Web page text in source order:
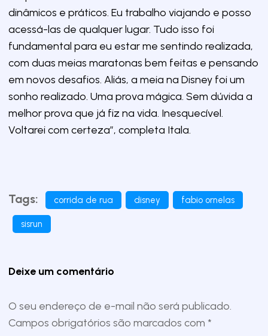
dinâmicos e práticos. Eu trabalho viajando e posso
acessá-las de qualquer lugar. Tudo isso foi
fundamental para eu estar me sentindo realizada,
com duas meias maratonas bem feitas e pensando
em novos desafios. Aliás, a meia na Disney foi um
sonho realizado. Uma prova mágica. Sem dúvida a
melhor prova que já fiz na vida. Inesquecível.
Voltarei com certeza”, completa Itala.
Tags: corrida de rua disney fabio ornelas
sisrun
Deixe um comentário
O seu endereço de e-mail não será publicado.
Campos obrigatórios são marcados com *